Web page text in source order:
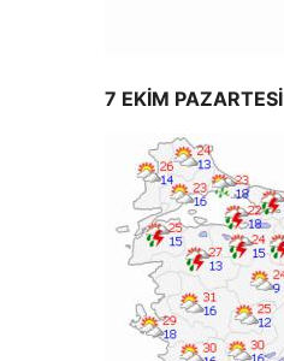
7 EKİM PAZARTESİ